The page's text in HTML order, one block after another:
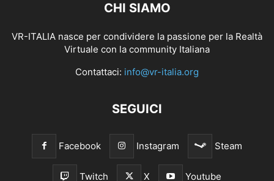
CHI SIAMO
VR-ITALIA nasce per condividere la passione per la Realtà
Virtuale con la community Italiana
Contattaci: info@vr-italia.org
SEGUICI
Facebook Instagram Steam
Twitch X Youtube